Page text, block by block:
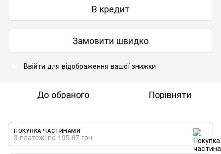
В кредит
Замовити швидко
Ввійти для відображення вашої знижки
До обраного Порівняти
ПОКУПКА ЧАСТИНАМИ
3 платежі по 195.67 грн